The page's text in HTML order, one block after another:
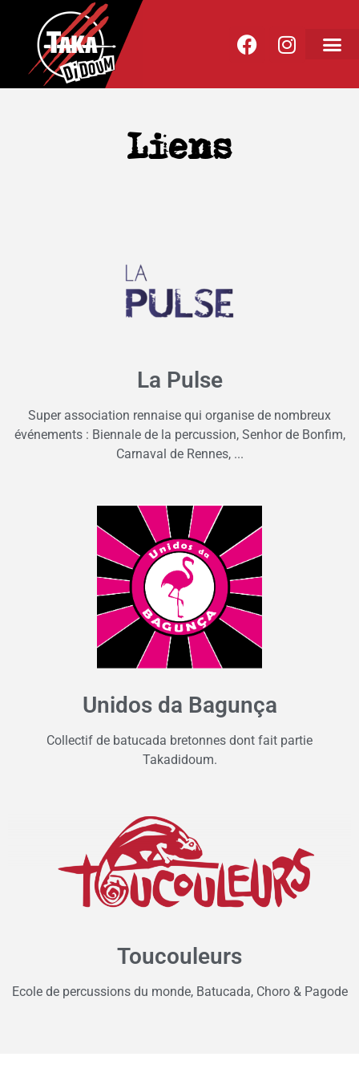
Liens
La Pulse
Super association rennaise qui organise de nombreux
événements : Biennale de la percussion, Senhor de Bonfim,
Carnaval de Rennes, ...
Unidos da Bagunça
Collectif de batucada bretonnes dont fait partie
Takadidoum.
Toucouleurs
Ecole de percussions du monde, Batucada, Choro & Pagode